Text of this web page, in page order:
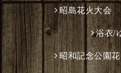
昭島花火
浴衣/
昭和記念公園